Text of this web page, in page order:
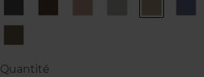
Black Ebony Brown Steel Khaki Navy
Deep
Quantité